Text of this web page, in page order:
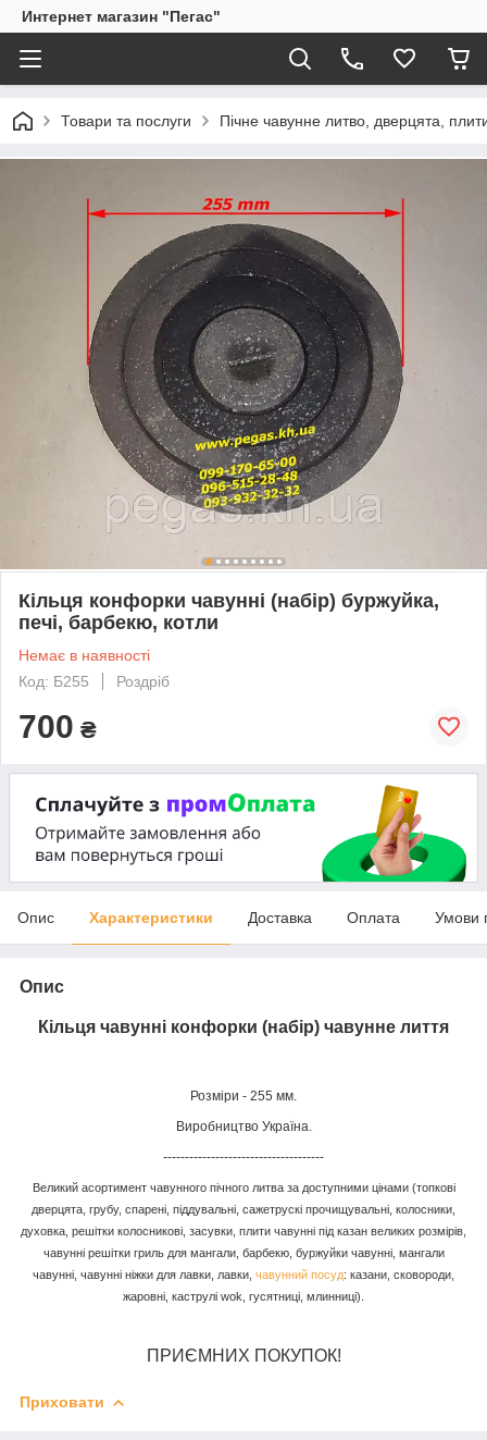
Интернет магазин "Пегас"
Товари та послуги Пічне чавунне литво, дверцята,
Кільця конфорки чавунні (набір) буржуйка,
печі, барбекю, котли
Немає в наявності
Код: Б255
Роздріб
700 ₴
Опис Характеристики Доставка Оплата Умови
Опис
Кільця чавунні конфорки (набір) чавунне лиття
Розміри - 255 мм.
Виробництво Україна.
-------------------------------------
Великий асортимент чавунного пічного литва за доступними цінами (топкові
дверцята, грубу, спарені, піддувальні, сажетрускі прочищувальні, колосники,
духовка, решітки колосникові, засувки, плити чавунні під казан великих розмірів,
чавунні решітки гриль для мангали, барбекю, буржуйки чавунні, мангали
чавунні, чавунні ніжки для лавки, лавки, чавунний посуд: казани, сковороди,
жаровні, каструлі wok, гусятниці, млинниці).
ПРИЄМНИХ ПОКУПОК!
Приховати